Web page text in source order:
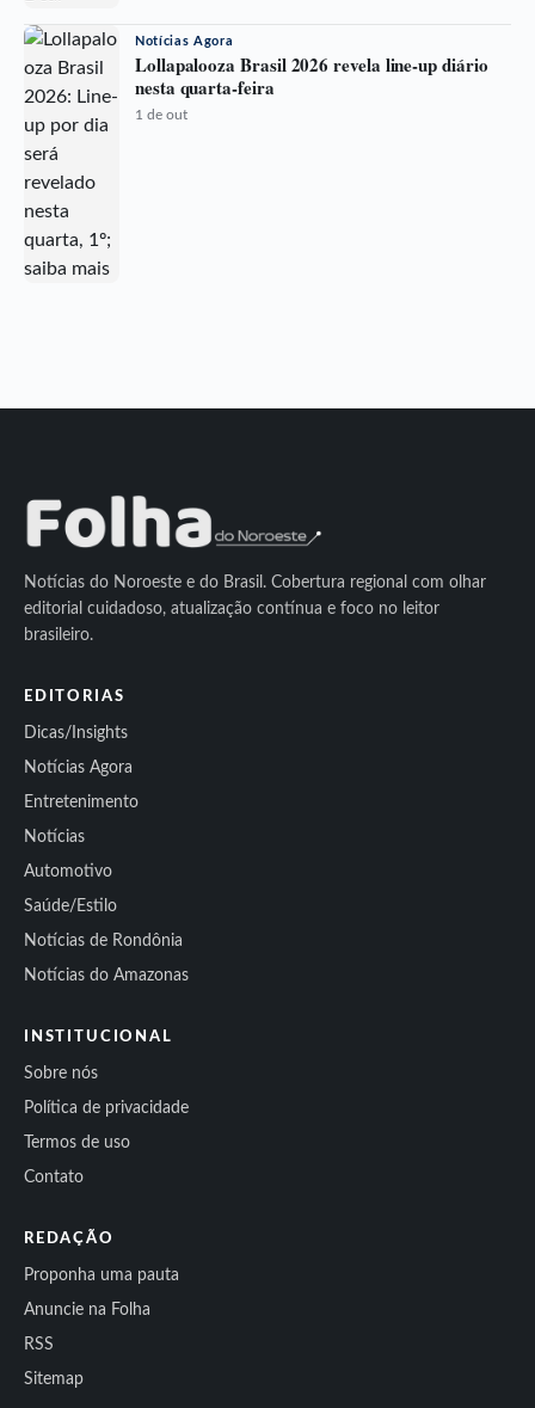
Notícias Agora
Lollapalooza Brasil 2026 revela line-up diário
nesta quarta-feira
1 de out
Notícias do Noroeste e do Brasil. Cobertura regional com olhar
editorial cuidadoso, atualização contínua e foco no leitor
brasileiro.
EDITORIAS
Dicas/Insights
Notícias Agora
Entretenimento
Notícias
Automotivo
Saúde/Estilo
Notícias de Rondônia
Notícias do Amazonas
INSTITUCIONAL
Sobre nós
Política de privacidade
Termos de uso
Contato
REDAÇÃO
Proponha uma pauta
Anuncie na Folha
RSS
Sitemap